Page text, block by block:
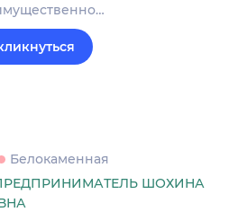
Белокаменная
ШОХИНА